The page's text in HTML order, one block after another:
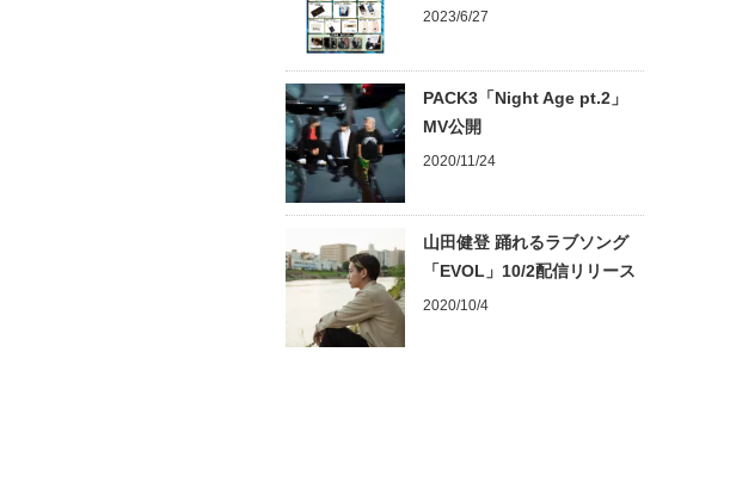
2023/6/27
PACK3「Night Age pt.2」
MV公開
2020/11/24
山田健登 踊れるラブソング
「EVOL」10/2配信リリース
2020/10/4